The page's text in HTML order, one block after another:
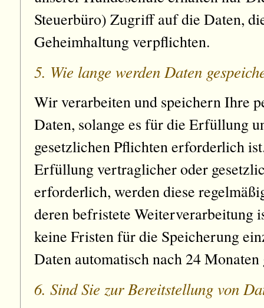
Steuerbüro) Zugriff auf die Daten,
Geheimhaltung verpflichten.
5. Wie lange werden Daten
Wir verarbeiten und speichern Ihre
Daten, solange es für die Erfüllung
gesetzlichen Pflichten erforderlich
Erfüllung vertraglicher oder
erforderlich, werden diese
deren befristete Weiterverarbeitung
keine Fristen für die Speicherung
Daten automatisch nach 24
6. Sind Sie zur Bereitstellung von